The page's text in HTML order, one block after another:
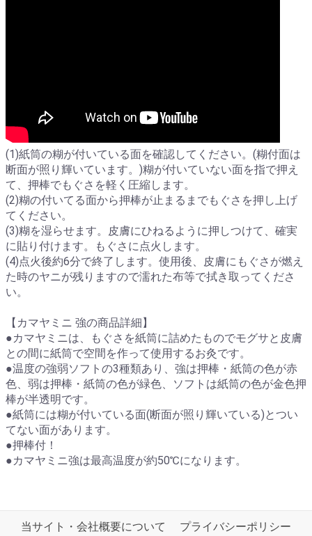
(1)紙筒の糊が付いている面を確認してください。(糊付面は
断面が照り輝いています。)糊が付いていない面を指で押え
て、押棒でもぐさを軽く圧縮します。
(2)糊の付いてる面から押棒が止まるまでもぐさを押し上げ
てください。
(3)糊を湿らせます。皮膚にひねるように押しつけて、確実
に貼り付けます。もぐさに点火します。
(4)点火後約6分で終了します。使用後、皮膚にもぐさが燃え
た時のヤニが残りますので濡れた布等で拭き取ってくださ
い。
【カマヤミニ 強の商品詳細】
●カマヤミニは、もぐさを紙筒に詰めたものでモグサと皮膚
との間に紙筒で空間を作って使用するお灸です。
●温度の強弱ソフトの3種類あり、強は押棒・紙筒の色が赤
色、弱は押棒・紙筒の色が緑色、ソフトは紙筒の色が金色押
棒が半透明です。
●紙筒には糊が付いている面(断面が照り輝いている)とつい
てない面があります。
●押棒付！
●カマヤミニ強は最高温度が約50℃になります。
当サイト・会社概要について プライバシーポリシー